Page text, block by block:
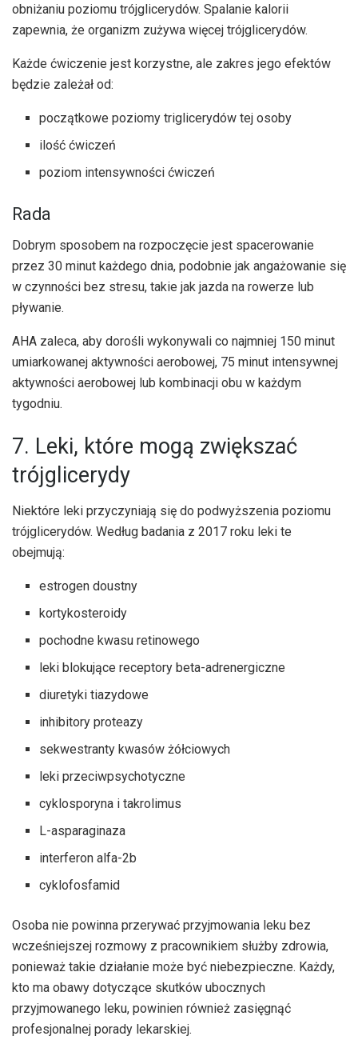
obniżaniu poziomu trójglicerydów. Spalanie kalorii
zapewnia, że ​​organizm zużywa więcej trójglicerydów.
Każde ćwiczenie jest korzystne, ale zakres jego efektów
będzie zależał od:
początkowe poziomy triglicerydów tej osoby
ilość ćwiczeń
poziom intensywności ćwiczeń
Rada
Dobrym sposobem na rozpoczęcie jest spacerowanie
przez 30 minut każdego dnia, podobnie jak angażowanie się
w czynności bez stresu, takie jak jazda na rowerze lub
pływanie.
AHA zaleca, aby dorośli wykonywali co najmniej 150 minut
umiarkowanej aktywności aerobowej, 75 minut intensywnej
aktywności aerobowej lub kombinacji obu w każdym
tygodniu.
7. Leki, które mogą zwiększać
trójglicerydy
Niektóre leki przyczyniają się do podwyższenia poziomu
trójglicerydów. Według badania z 2017 roku leki te
obejmują:
estrogen doustny
kortykosteroidy
pochodne kwasu retinowego
leki blokujące receptory beta-adrenergiczne
diuretyki tiazydowe
inhibitory proteazy
sekwestranty kwasów żółciowych
leki przeciwpsychotyczne
cyklosporyna i takrolimus
L-asparaginaza
interferon alfa-2b
cyklofosfamid
Osoba nie powinna przerywać przyjmowania leku bez
wcześniejszej rozmowy z pracownikiem służby zdrowia,
ponieważ takie działanie może być niebezpieczne. Każdy,
kto ma obawy dotyczące skutków ubocznych
przyjmowanego leku, powinien również zasięgnąć
profesjonalnej porady lekarskiej.